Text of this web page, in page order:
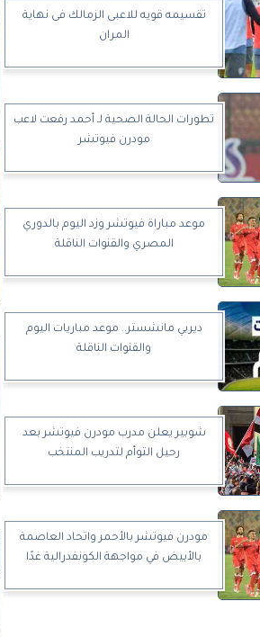
تقسيمه قويه للاعبى الزمالك فى نهاية
المران
تطورات الحالة الصحية لـ أحمد رفعت لاعب
مودرن فيوتشر
موعد مباراة فيوتشر وزد اليوم بالدوري
المصري والقنوات الناقلة
ديربي مانشستر.. موعد مباريات اليوم
والقنوات الناقلة
شوبير يعلن مدرب مودرن فيوتشر بعد
رحيل التوأم لتدريب المنتخب
مودرن فيوتشر بالأحمر واتحاد العاصمة
بالأبيض في مواجهة الكونفدرالية غدًا